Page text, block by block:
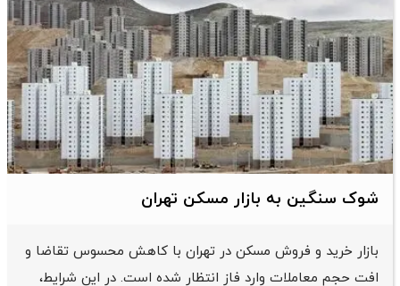
شوک سنگین به بازار مسکن تهران
بازار خرید و فروش مسکن در تهران با کاهش محسوس تقاضا و
افت حجم معاملات وارد فاز انتظار شده است. در این شرایط،